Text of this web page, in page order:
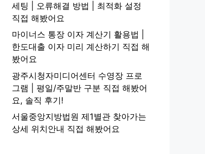
세팅 | 오류해결 방법 | 최적화 설정
직접 해봤어요
마이너스 통장 이자 계산기 활용법 |
한도대출 이자 미리 계산하기 직접 해
봤어요
광주시청자미디어센터 수영장 프로
그램 | 평일/주말반 구분 직접 해봤어
요, 솔직 후기!
서울중앙지방법원 제1별관 찾아가는
상세 위치안내 직접 해봤어요